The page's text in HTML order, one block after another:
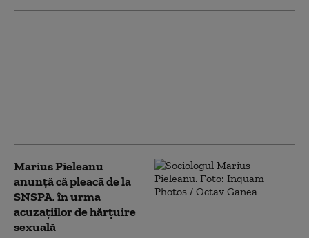
Marius Pieleanu
anunță că pleacă de la
SNSPA, în urma
acuzațiilor de hărțuire
sexuală